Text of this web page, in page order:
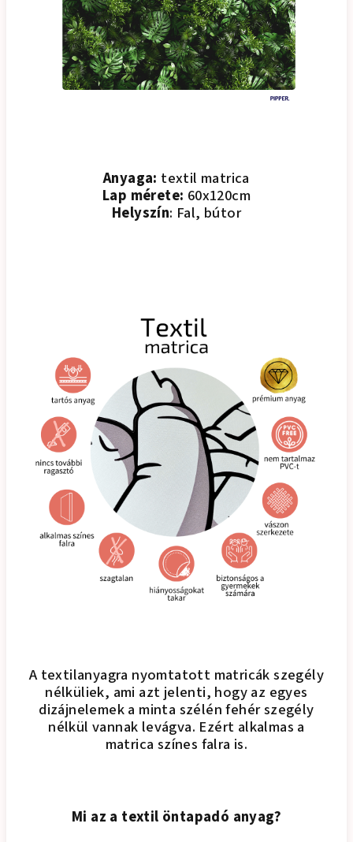
Anyaga: textil matrica
Lap mérete: 60x120cm
Helyszín: Fal, bútor
A textilanyagra nyomtatott matricák szegély
nélküliek, ami azt jelenti, hogy az egyes
dizájnelemek a minta szélén fehér szegély
nélkül vannak levágva. Ezért alkalmas a
matrica színes falra is.
Mi az a textil öntapadó anyag?